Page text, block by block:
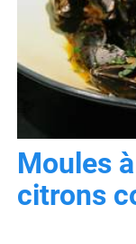
Moules
citrons